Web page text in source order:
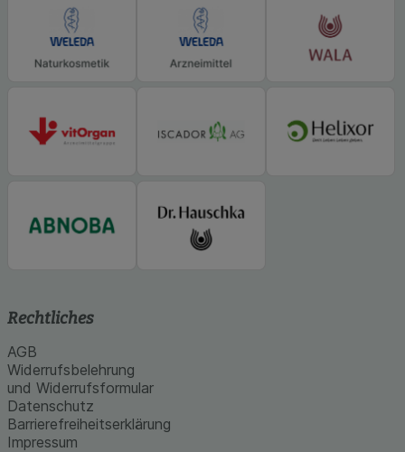
Rechtliches
AGB
Widerrufsbelehrung
und Widerrufsformular
Datenschutz
Barrierefreiheitserklärung
Impressum